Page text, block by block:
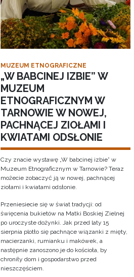
MUZEUM ETNOGRAFICZNE
„W BABCINEJ IZBIE” W
MUZEUM
ETNOGRAFICZNYM W
TARNOWIE W NOWEJ,
PACHNĄCEJ ZIOŁAMI I
KWIATAMI ODSŁONIE
Czy znacie wystawę „W babcinej izbie” w
Muzeum Etnograficznym w Tarnowie? Teraz
możecie zobaczyć ją w nowej, pachnącej
ziołami i kwiatami odsłonie.
Przeniesiecie się w świat tradycji: od
święcenia bukietów na Matki Boskiej Zielnej
po uroczyste dożynki. Jak przed laty 15
sierpnia plotło się pachnące wiązanki z mięty,
macierzanki, rumianku i makówek, a
następnie zanoszono je do kościoła, by
chroniły dom i gospodarstwo przed
nieszczęściem.